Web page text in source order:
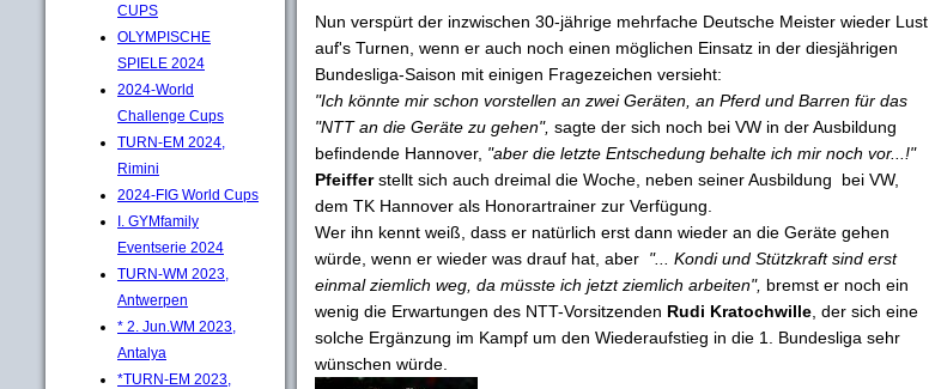
CUPS
OLYMPISCHE
SPIELE 2024
2024-World
Challenge Cups
TURN-EM 2024,
Rimini
2024-FIG World Cups
I. GYMfamily
Eventserie 2024
TURN-WM 2023,
Antwerpen
* 2. Jun.WM 2023,
Antalya
*TURN-EM 2023,
Nun verspürt der inzwischen 30-jährige mehrfache Deutsche Meister wieder Lust
auf's Turnen, wenn er auch noch einen möglichen Einsatz in der diesjährigen
Bundesliga-Saison mit einigen Fragezeichen versieht:
"Ich könnte mir schon vorstellen an zwei Geräten, an Pferd und Barren für das
"NTT an die Geräte zu gehen", sagte der sich noch bei VW in der Ausbildung
befindende Hannover, "aber die letzte Entschedung behalte ich mir noch vor...!"
Pfeifferstellt sich auch dreimal die Woche, neben seiner Ausbildung bei VW,
dem TK Hannover als Honorartrainer zur Verfügung.
Wer ihn kennt weiß, dass er natürlich erst dann wieder an die Geräte gehen
würde, wenn er wieder was drauf hat, aber "... Kondi und Stützkraft sind erst
einmal ziemlich weg, da müsste ich jetzt ziemlich arbeiten", bremst er noch ein
wenig die Erwartungen des NTT-Vorsitzenden Rudi Kratochwille , der sich eine
solche Ergänzung im Kampf um den Wiederaufstieg in die 1. Bundesliga sehr
wünschen würde.